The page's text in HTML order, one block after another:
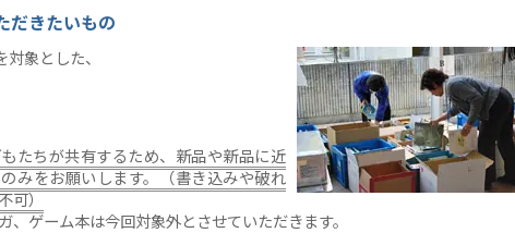
だきたいもの
象とした、
たちが共有するため、新品や新品に近
みをお願いします。（書き込みや破れ
可）
ゲーム本は今回対象外とさせていただきます。